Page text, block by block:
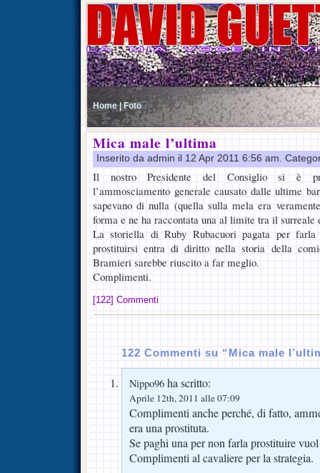
Home | Foto
Mica male l’ultima
Inserito da admin il 12 Apr 2011 6:56 am.
Il nostro Presidente del Consiglio si è
l’ammosciamento generale causato dalle ultime
sapevano di nulla (quella sulla mela era
forma e ne ha raccontata una al limite tra il surreale
La storiella di Ruby Rubacuori pagata per farla
prostituirsi entra di diritto nella storia della
Bramieri sarebbe riuscito a far meglio.
Complimenti.
[122] Commenti
122 Commenti su “Mica male
Nippo96 ha scritto:
Aprile 12th, 2011 alle 07:09
Complimenti anche perché, di fatto,
era una prostituta.
Se paghi una per non farla prostituire
Complimenti al cavaliere per la strategia.